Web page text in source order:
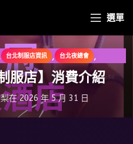
選單
台北制服店資訊 , 台北夜總會 ,
, 台北酒店資訊
服店】消費介紹
在 2026 年 5 月 31 日